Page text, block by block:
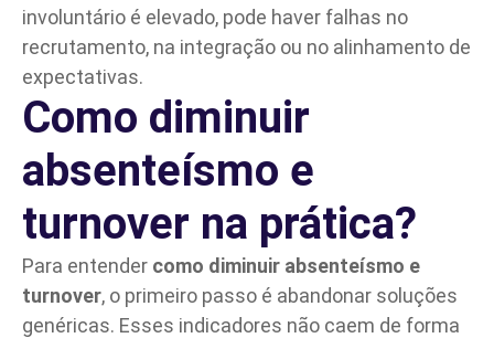
involuntário é elevado, pode haver falhas no
recrutamento, na integração ou no alinhamento de
expectativas.
Como diminuir
absenteísmo e
turnover na prática?
Para entender como diminuir absenteísmo e
turnover, o primeiro passo é abandonar soluções
genéricas. Esses indicadores não caem de forma